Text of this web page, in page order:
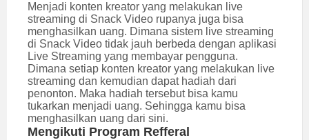
Menjadi konten kreator yang melakukan live
streaming di Snack Video rupanya juga bisa
menghasilkan uang. Dimana sistem live streaming
di Snack Video tidak jauh berbeda dengan aplikasi
Live Streaming yang membayar pengguna.
Dimana setiap konten kreator yang melakukan live
streaming dan kemudian dapat hadiah dari
penonton. Maka hadiah tersebut bisa kamu
tukarkan menjadi uang. Sehingga kamu bisa
menghasilkan uang dari sini.
Mengikuti Program Refferal